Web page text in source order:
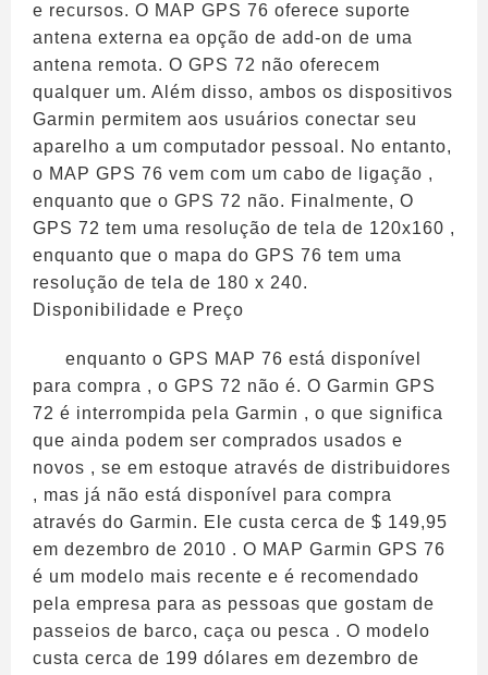
e recursos. O MAP GPS 76 oferece suporte
antena externa ea opção de add-on de uma
antena remota. O GPS 72 não oferecem
qualquer um. Além disso, ambos os dispositivos
Garmin permitem aos usuários conectar seu
aparelho a um computador pessoal. No entanto,
o MAP GPS 76 vem com um cabo de ligação ,
enquanto que o GPS 72 não. Finalmente, O
GPS 72 tem uma resolução de tela de 120x160 ,
enquanto que o mapa do GPS 76 tem uma
resolução de tela de 180 x 240.
Disponibilidade e Preço
enquanto o GPS MAP 76 está disponível
para compra , o GPS 72 não é. O Garmin GPS
72 é interrompida pela Garmin , o que significa
que ainda podem ser comprados usados ​​e
novos , se em estoque através de distribuidores
, mas já não está disponível para compra
através do Garmin. Ele custa cerca de $ 149,95
em dezembro de 2010 . O MAP Garmin GPS 76
é um modelo mais recente e é recomendado
pela empresa para as pessoas que gostam de
passeios de barco, caça ou pesca . O modelo
custa cerca de 199 dólares em dezembro de